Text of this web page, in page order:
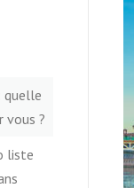
quelle
?
liste